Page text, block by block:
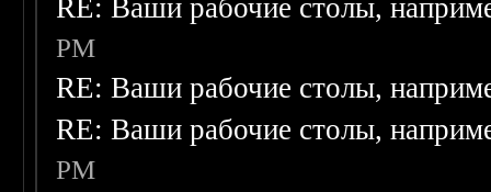
RE: Ваши рабочие столы,
PM
RE: Ваши рабочие столы,
RE: Ваши рабочие столы,
PM